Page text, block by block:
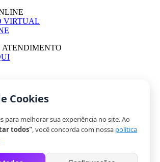
VIRTUAL
2024
ÉTICA
Cookies
para melhorar sua experiência no site. Ao
todos", você concorda com nossa política